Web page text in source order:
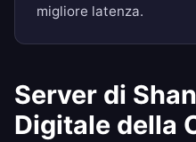
migliore latenza.
Server di
Digitale della